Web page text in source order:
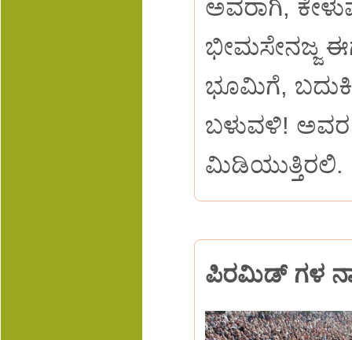
ಅವರಾಗಿ,
ಭೀಮಸೇನಜ್ಜ
ಭೂಮಿಗೆ,
ಬಳುವಳಿ!
ಮಿಡಿಯುತ್ತಿರಲಿ.
ಪಿರಮಿಡ್ ಗಳ